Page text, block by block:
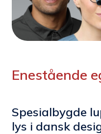
Enestående
Spesialbygde
lys i dansk